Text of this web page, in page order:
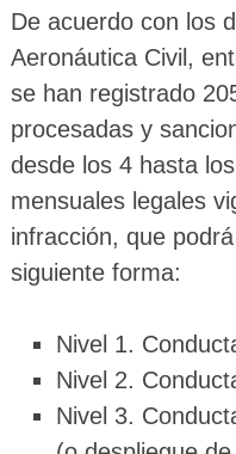
De acuerdo con los
Aeronáutica Civil,
se han registrado
procesadas y
desde los 4 hasta
mensuales legales
infracción, que
siguiente forma:
Nivel 1.
Nivel 2.
Nivel 3.